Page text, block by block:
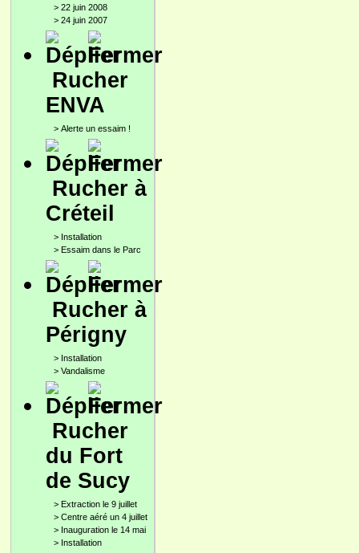
> 22 juin 2008
> 24 juin 2007
Rucher
ENVA
> Alerte un essaim !
Rucher à
Créteil
> Installation
> Essaim dans le Parc
Rucher à
Périgny
> Installation
> Vandalisme
Rucher
du Fort
de Sucy
> Extraction le 9 juillet
> Centre aéré un 4 juillet
> Inauguration le 14 mai
> Installation